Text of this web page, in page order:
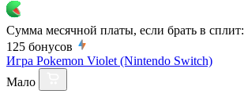
Сумма месячной платы, если брать в сплит:
125 бонусов
Игра Pokemon Violet (Nintendo Switch)
Мало